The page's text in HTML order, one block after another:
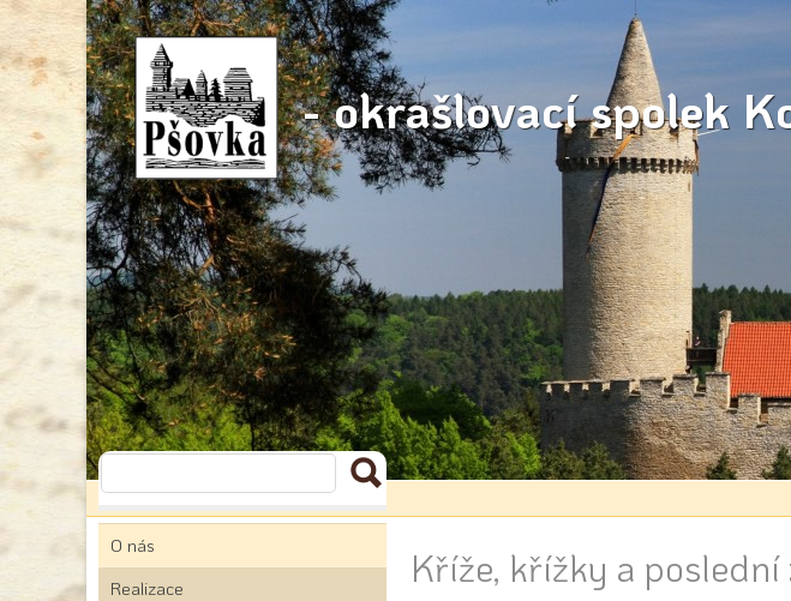
- okrašlovací spolek
O nás
Realizace
Kříže, křížky a poslední